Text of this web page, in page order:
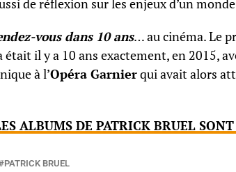
de réflexion sur les enjeux d’un
vous dans 10 ans… au cinéma. Le
était il y a 10 ans exactement, en 2015,
à l’Opéra Garnierqui avait alors
ALBUMS DE PATRICK BRUEL
PATRICK BRUEL